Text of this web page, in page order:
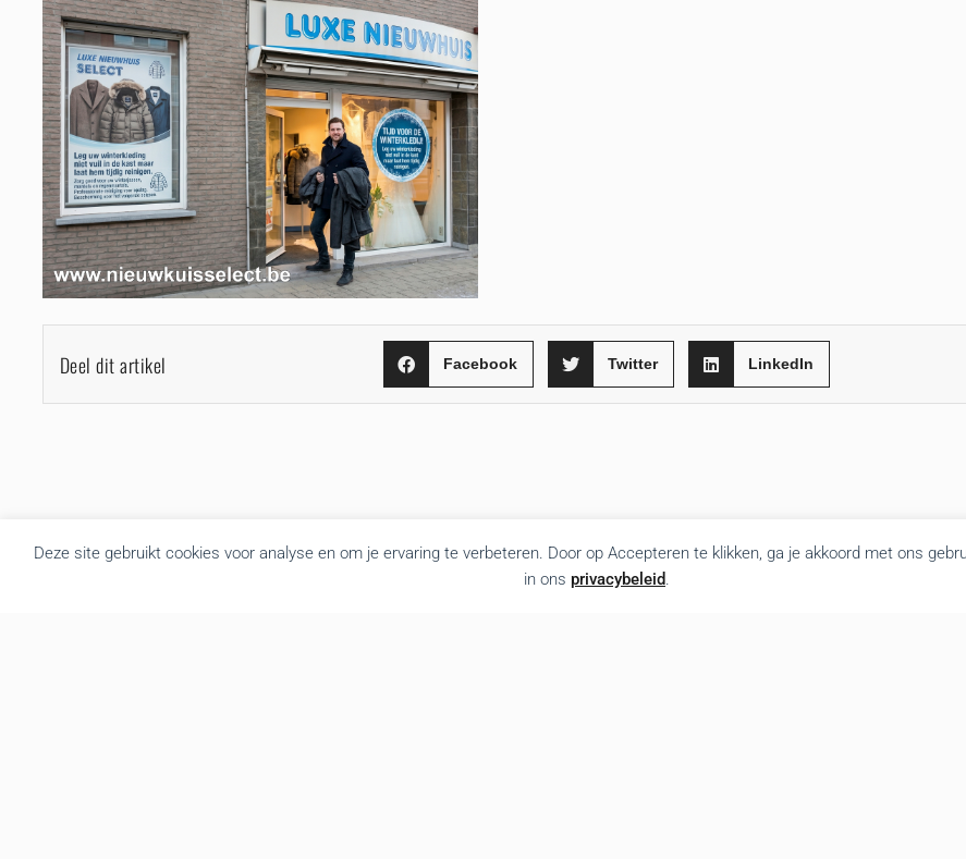
Deze site gebruikt cookies voor analyse en om je ervaring te verbeteren. Door op Accepteren te klikken, ga je akkoord met ons
in ons privacybeleid.
Deel dit artikel Facebook Twitter LinkedIn